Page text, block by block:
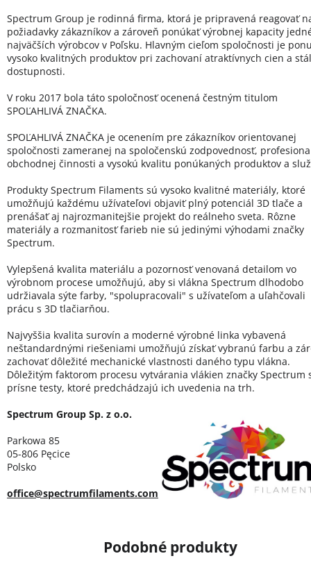
Spectrum Group je rodinná firma, ktorá je pripravená reagovať
požiadavky zákazníkov a zároveň ponúkať výrobnej kapacity
najväčších výrobcov v Poľsku. Hlavným cieľom spoločnosti je
vysoko kvalitných produktov pri zachovaní atraktívnych cien a
dostupnosti.
V roku 2017 bola táto spoločnosť ocenená čestným titulom
SPOĽAHLIVÁ ZNAČKA.
SPOĽAHLIVÁ ZNAČKA je ocenením pre zákazníkov orientovanej
spoločnosti zameranej na spoločenskú zodpovednosť,
obchodnej činnosti a vysokú kvalitu ponúkaných produktov a
Produkty Spectrum Filaments sú vysoko kvalitné materiály, ktoré
umožňujú každému užívateľovi objaviť plný potenciál 3D tlače a
prenášať aj najrozmanitejšie projekt do reálneho sveta. Rôzne
materiály a rozmanitosť farieb nie sú jedinými výhodami značky
Spectrum.
Vylepšená kvalita materiálu a pozornosť venovaná detailom vo
výrobnom procese umožňujú, aby si vlákna Spectrum dlhodobo
udržiavala sýte farby, "spolupracovali" s užívateľom a uľahčovali
prácu s 3D tlačiarňou.
Najvyššia kvalita surovín a moderné výrobné linka vybavená
neštandardnými riešeniami umožňujú získať vybranú farbu a
zachovať dôležité mechanické vlastnosti daného typu vlákna.
Dôležitým faktorom procesu vytvárania vlákien značky Spectrum
prísne testy, ktoré predchádzajú ich uvedenia na trh.
Spectrum Group Sp. z o.o.
Parkowa 85
05-806 Pęcice
Polsko
office@spectrumfilaments.com